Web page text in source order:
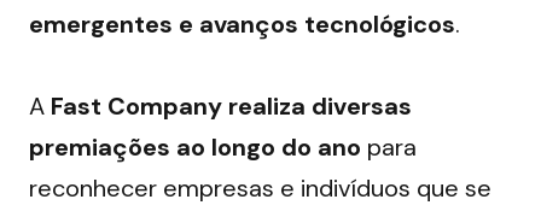
emergentes e avanços tecnológicos.
A Fast Company realiza diversas
premiações ao longo do ano para
reconhecer empresas e indivíduos que se